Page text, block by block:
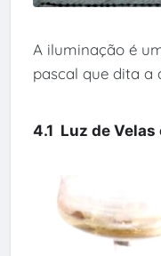
A iluminação é
pascal que dita a
4.1 Luz de Velas